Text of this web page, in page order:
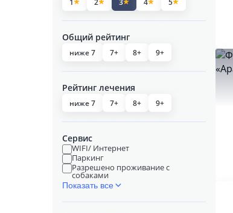
Общий рейтинг
ниже 7 7+ 8+ 9+
Рейтинг лечения
ниже 7 7+ 8+ 9+
Сервис
WIFI/ Интернет
Паркинг
Разрешено проживание с
собаками
Показать все